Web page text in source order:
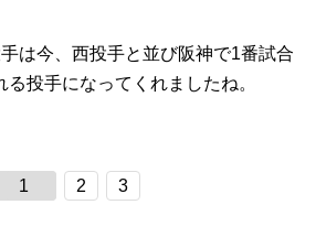
は今、西投手と並び阪神で1番試合
投手になってくれましたね。
1 2 3